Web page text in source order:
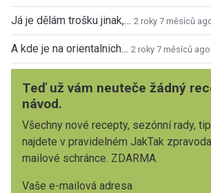
Já je dělám trošku jinak,… 2 roky 7 měsíců
A kde je na orientalnich… 2 roky 7 měsíců ago
Teď už vám neuteče žádný
návod.
Všechny nové recepty, sezónní rady,
najdete v pravidelném JakTak
mailové schránce. ZDARMA.
Vaše e-mailová adresa